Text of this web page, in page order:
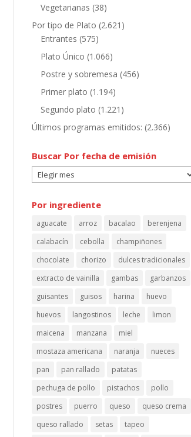
Vegetarianas (38)
Por tipo de Plato (2.621)
Entrantes (575)
Plato Único (1.066)
Postre y sobremesa (456)
Primer plato (1.194)
Segundo plato (1.221)
Últimos programas emitidos: (2.366)
Buscar Por fecha de emisión
Buscar
Por
fecha
emisión
Por ingrediente
aguacate arroz bacalao
berenjena
calabacín
cebolla
champiñones
chocolate
chorizo
dulces tradicionales
extracto de vainilla
gambas
garbanzos
guisantes
guisos harina
huevo
huevos
langostinos leche
limon
maicena
manzana
miel
mostaza americana
naranja
nueces
pan
pan rallado
patatas
pechuga de pollo
pistachos
pollo
postres
puerro queso
queso crema
queso rallado
setas
tapeo